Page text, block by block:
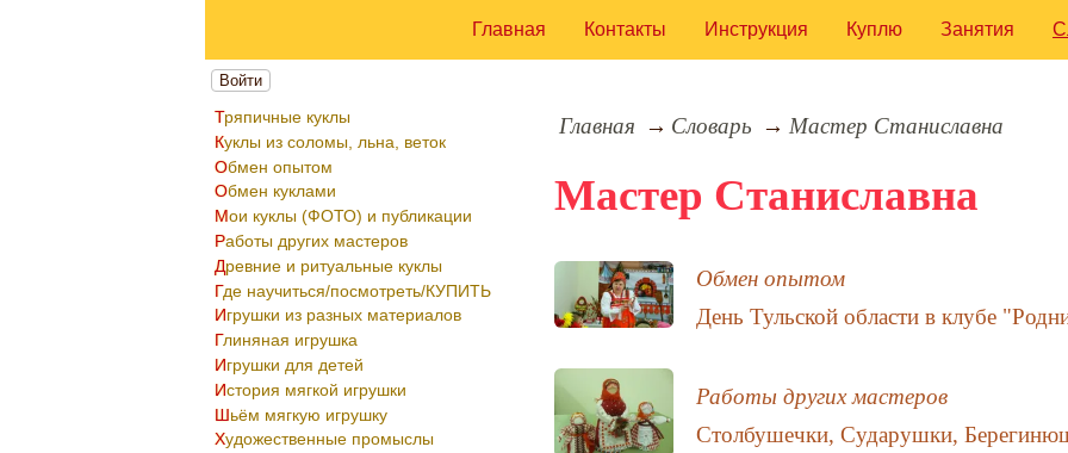
Главная Контакты Инструкция Куплю Занятия
Войти
Тряпичные куклы
Куклы из соломы, льна, веток
Обмен опытом
Обмен куклами
Мои куклы (ФОТО) и публикации
Работы других мастеров
Древние и ритуальные куклы
Где научиться/посмотреть/КУПИТЬ
Игрушки из разных материалов
Глиняная игрушка
Игрушки для детей
История мягкой игрушки
Шьём мягкую игрушку
Художественные промыслы
Главная Словарь Мастер Станиславна
Мастер Станиславна
Обмен опытом
День Тульской области в клубе
Работы других мастеров
Столбушечки, Сударушки,